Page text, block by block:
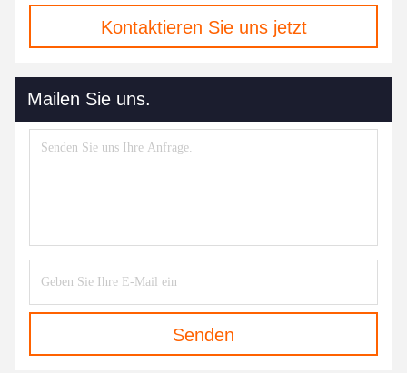
Kontaktieren Sie uns jetzt
Mailen Sie uns.
Senden